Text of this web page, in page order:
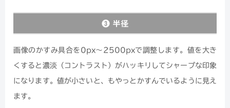
❸ 半径
画像のかすみ具合を0px〜2500pxで調整します。値を大き
くすると濃淡（コントラスト）がハッキリしてシャープな印象
になります。値が小さいと、もやっとかすんでいるように見え
ます。